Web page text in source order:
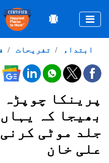
تفریحات ابتداء
پرینکا
بھیجا کہ
جلد موٹی
علی خان